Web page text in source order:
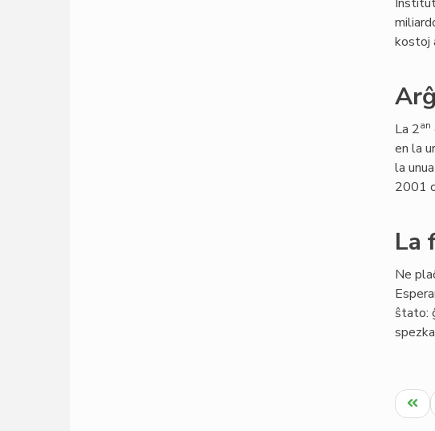
kostoj
La 2an
en la
la
2001
La
Ne
ŝtato:
Unua
paĝo